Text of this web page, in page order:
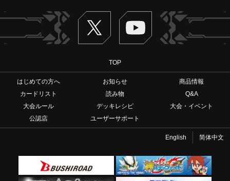
Twitter ヴァンガードch
TOP
はじめての方へ お知らせ
商品情報
カードリスト
読み物
Q&A
大会ルール
デッキレシピ
大会・イベント
公認店
ユーザーサポート
English 简体中文